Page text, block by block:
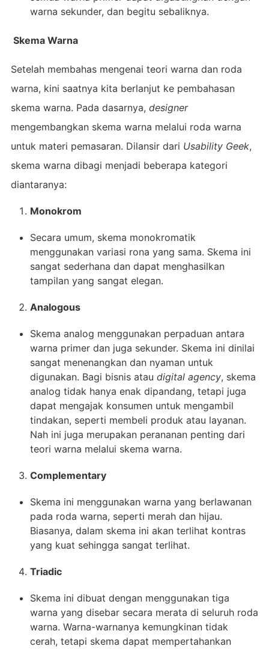
warna sekunder, dan begitu sebaliknya.
Skema Warna
Setelah membahas mengenai teori warna dan roda
warna, kini saatnya kita berlanjut ke pembahasan
skema warna. Pada dasarnya, designer
mengembangkan skema warna melalui roda warna
untuk materi pemasaran. Dilansir dari Usability Geek,
skema warna dibagi menjadi beberapa kategori
diantaranya:
Monokrom
Secara umum, skema monokromatik
menggunakan variasi rona yang sama. Skema ini
sangat sederhana dan dapat menghasilkan
tampilan yang sangat elegan.
Analogous
Skema analog menggunakan perpaduan antara
warna primer dan juga sekunder. Skema ini dinilai
sangat menenangkan dan nyaman untuk
digunakan. Bagi bisnis atau digital agency, skema
analog tidak hanya enak dipandang, tetapi juga
dapat mengajak konsumen untuk mengambil
tindakan, seperti membeli produk atau layanan.
Nah ini juga merupakan perananan penting dari
teori warna melalui skema warna.
Complementary
Skema ini menggunakan warna yang berlawanan
pada roda warna, seperti merah dan hijau.
Biasanya, dalam skema ini akan terlihat kontras
yang kuat sehingga sangat terlihat.
Triadic
Skema ini dibuat dengan menggunakan tiga
warna yang disebar secara merata di seluruh roda
warna. Warna-warnanya kemungkinan tidak
cerah, tetapi skema dapat mempertahankan